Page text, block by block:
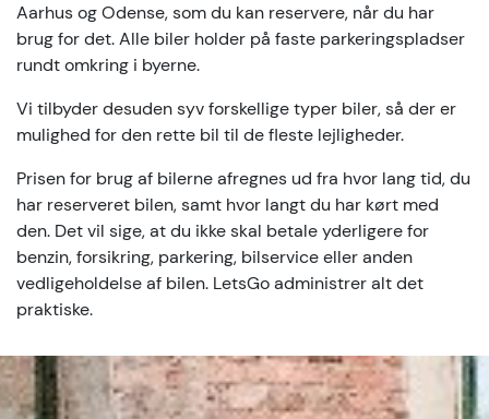
Aarhus og Odense, som du kan reservere, når du har
brug for det. Alle biler holder på faste parkeringspladser
rundt omkring i byerne.
Vi tilbyder desuden syv forskellige typer biler, så der er
mulighed for den rette bil til de fleste lejligheder.
Prisen for brug af bilerne afregnes ud fra hvor lang tid, du
har reserveret bilen, samt hvor langt du har kørt med
den. Det vil sige, at du ikke skal betale yderligere for
benzin, forsikring, parkering, bilservice eller anden
vedligeholdelse af bilen. LetsGo administrer alt det
praktiske.